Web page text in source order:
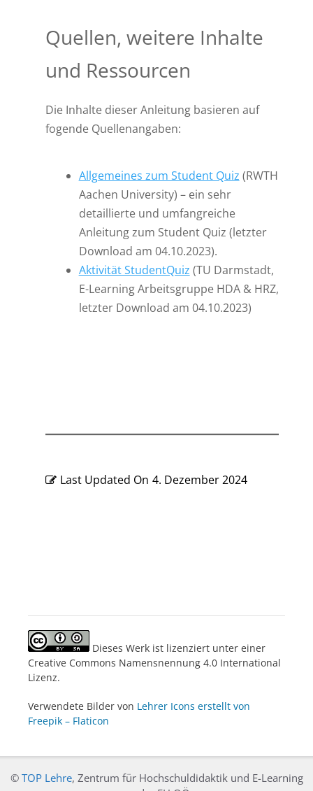
Quellen, weitere Inhalte
und Ressourcen
Die Inhalte dieser Anleitung basieren auf
fogende Quellenangaben:
Allgemeines zum Student Quiz (RWTH
Aachen University) – ein sehr
detaillierte und umfangreiche
Anleitung zum Student Quiz (letzter
Download am 04.10.2023).
Aktivität StudentQuiz (TU Darmstadt,
E-Learning Arbeitsgruppe HDA & HRZ,
letzter Download am 04.10.2023)
Last Updated On 4. Dezember 2024
Dieses Werk ist lizenziert unter einer
Creative Commons Namensnennung 4.0 International
Lizenz.
Verwendete Bilder von Lehrer Icons erstellt von
Freepik – Flaticon
© TOP Lehre, Zentrum für Hochschuldidaktik und E-Learning